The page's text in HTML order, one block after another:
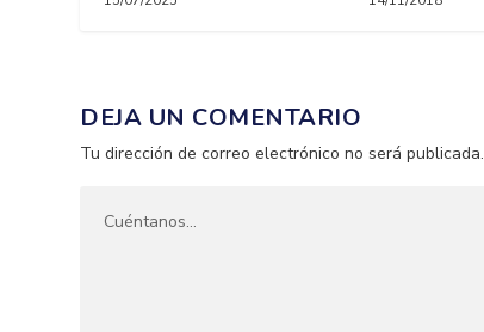
DEJA UN COMENTARIO
Tu dirección de correo electrónico no será publicada.